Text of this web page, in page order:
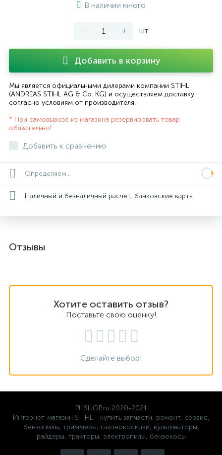
В наличии много
- + шт
Добавить в корзину
Мы является официальными дилерами компании STIHL
(ANDREAS STIHL AG & Co. KG) и осуществляем доставку
согласно условиям от производителя.
* При самовывозе из магазина резервировать товар
обязательно!
Добавить к сравнению
Определяем...
Наличный и безналичный расчет, банковские карты
Отзывы
Хотите оставить отзыв?
Поставьте свою оценку!
Сделайте выбор!
PILSHOP.ru 2020-2021
Интернет-магазин STIHL - купить запчасти, ремонт, сервис,
бензопилы, триммеры, газонокосилки, культиваторы,
райдеры, тракторы, электропилы, бензокосы